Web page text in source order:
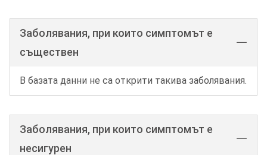
Заболявания, при които симптомът е
съществен
В базата данни не са открити такива заболявания.
Заболявания, при които симптомът е
несигурен